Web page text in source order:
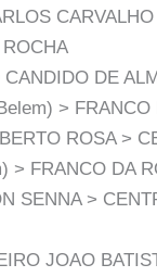
CANDIDO DE
> FRANCO
ROSA >
> FRANCO DA
SENNA >
JOAO